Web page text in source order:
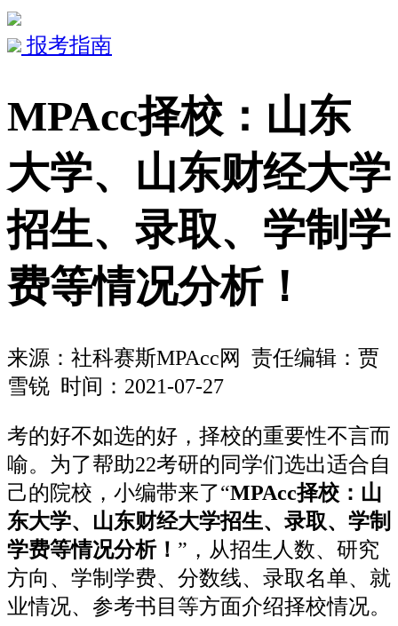
报考指南
MPAcc择校：山东
大学、山东财经大学
招生、录取、学制学
费等情况分析！
来源： 社科赛斯MPAcc网
责任编辑：贾
雪锐 时间：2021-07-27
考的好不如选的好，择校的重要性不言而
喻。为了帮助22考研的同学们选出适合自
己的院校，小编带来了“MPAcc择校：山
东大学、山东财经大学招生、录取、学制
学费等情况分析！ ”，从招生人数、研究
方向、学制学费、分数线、录取名单、就
业情况、参考书目等方面介绍择校情况。